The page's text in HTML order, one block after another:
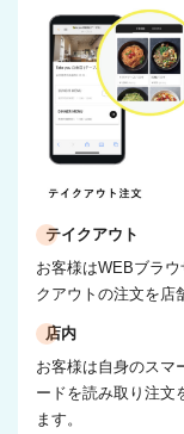
テイクアウト
お客様はWEBブラ
クアウトの注文を店
店内
お客様は自身のスマ
ードを読み取り注文
ます。